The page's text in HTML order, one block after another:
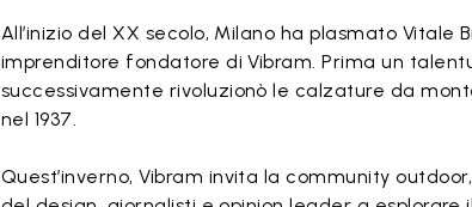
All’inizio del XX secolo, Milano ha plasmato Vitale
imprenditore fondatore di Vibram. Prima un
successivamente rivoluzionò le calzature da
nel 1937.
Quest’inverno, Vibram invita la community